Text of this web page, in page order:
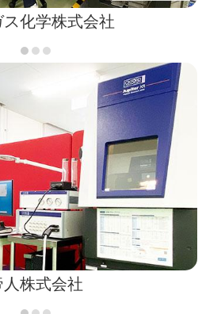
化学株式会社
人株式会社